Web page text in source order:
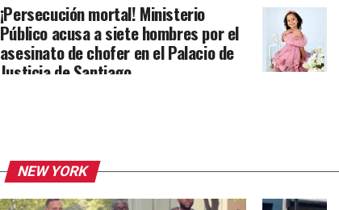
¡Persecución mortal! Ministerio
Público acusa a siete hombres por el
asesinato de chofer en el Palacio de
Justicia de Santiago
NEW YORK